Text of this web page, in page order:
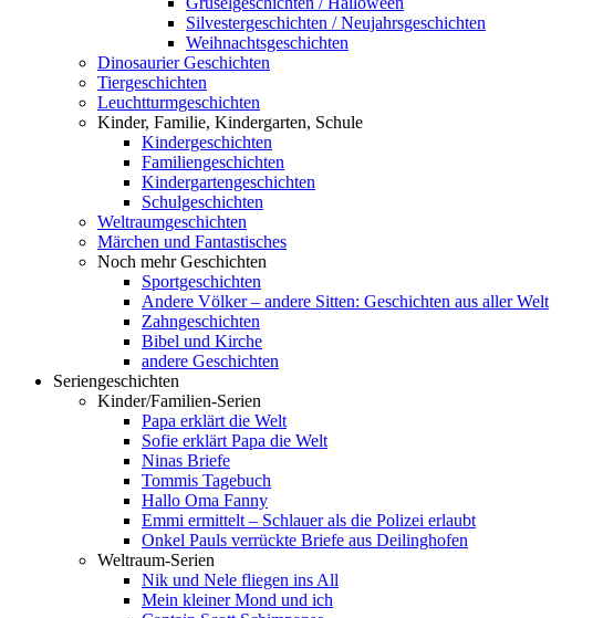
Silvestergeschichten / Neujahrsgeschichten
Weihnachtsgeschichten
Dinosaurier Geschichten
Tiergeschichten
Leuchtturmgeschichten
Kinder, Familie, Kindergarten, Schule
Kindergeschichten
Familiengeschichten
Kindergartengeschichten
Schulgeschichten
Weltraumgeschichten
Märchen und Fantastisches
Noch mehr Geschichten
Sportgeschichten
Andere Völker – andere Sitten: Geschichten aus aller Welt
Zahngeschichten
Bibel und Kirche
andere Geschichten
Seriengeschichten
Kinder/Familien-Serien
Papa erklärt die Welt
Sofie erklärt Papa die Welt
Ninas Briefe
Tommis Tagebuch
Hallo Oma Fanny
Emmi ermittelt – Schlauer als die Polizei erlaubt
Onkel Pauls verrückte Briefe aus Deilinghofen
Weltraum-Serien
Nik und Nele fliegen ins All
Mein kleiner Mond und ich